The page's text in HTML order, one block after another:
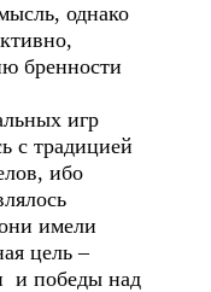
однако
бренности
игр
с традицией
ибо
имели
цель –
и победы над